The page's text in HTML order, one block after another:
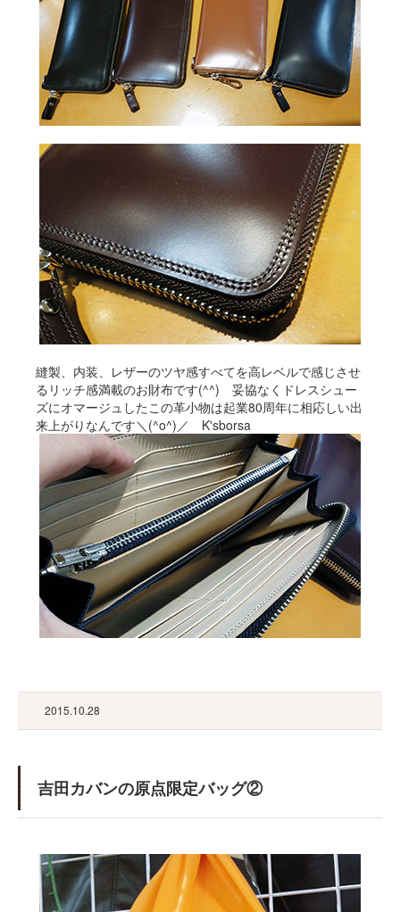
縫製、内装、レザーのツヤ感すべてを高レベルで感じさせ
るリッチ感満載のお財布です(^^) 妥協なくドレスシュー
ズにオマージュしたこの革小物は起業80周年に相応しい出
来上がりなんです＼(^o^)／ K'sborsa
2015.10.28
吉田カバンの原点限定バッグ②